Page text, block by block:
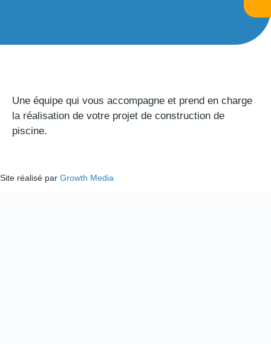
Une équipe qui vous accompagne et prend en charge
la réalisation de votre projet de construction de
piscine.
Site réalisé par Growth Media